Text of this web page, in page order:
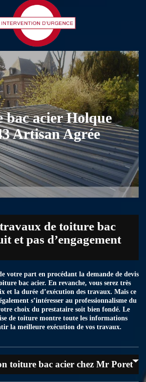
bac acier Holque
Artisan Agrée
de toiture bac
et pas d’engagement
votre part en procédant la demande de devis
bac acier. En revanche, vous serez très
et la durée d’exécution des travaux. Mais ce
s’intéresser au professionnalisme du
choix du prestataire soit bien fondé. Le
de toiture montre toute les informations
la meilleure exécution de vos travaux.
toiture bac acier chez Mr Poret